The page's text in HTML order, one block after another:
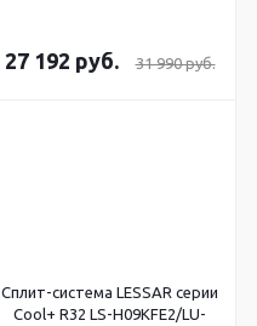
27 192 руб. 31 990руб.
Сплит-система LESSAR серии
Cool+ R32 LS-H09KFE2/LU-